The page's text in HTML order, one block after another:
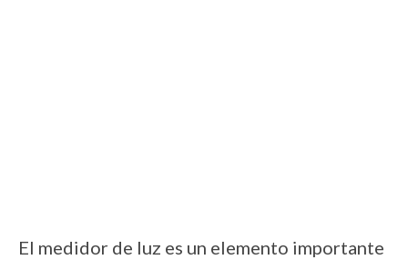
El medidor de luz es un elemento importante